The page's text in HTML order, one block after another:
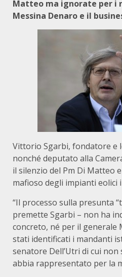
Matteo ma ignorate per
Messina Denaro e il
Vittorio Sgarbi, fondatore e
nonché deputato alla
il silenzio del Pm Di Matteo
mafioso degli impianti eolici
“Il processo sulla presunta
premette Sgarbi – non ha
concreto, né per il generale
stati identificati i mandanti
senatore Dell’Utri di cui non
abbia rappresentato per la